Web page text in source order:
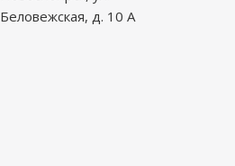
Беловежская, д. 10 А